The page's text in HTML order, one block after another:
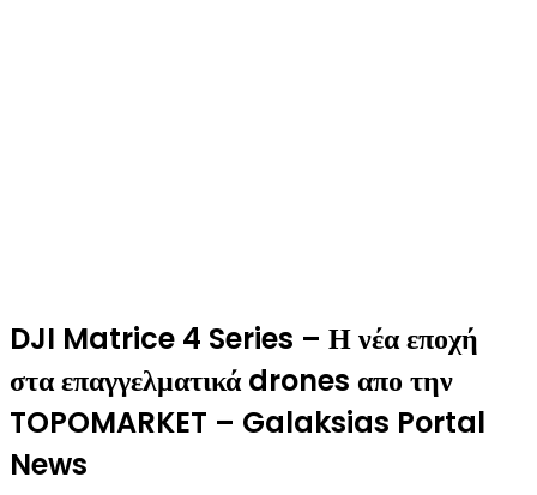
DJI Matrice 4 Series – Η νέα εποχή
στα επαγγελματικά drones απο την
TOPOMARKET – Galaksias Portal
News